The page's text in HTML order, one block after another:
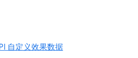
自定义效果数据